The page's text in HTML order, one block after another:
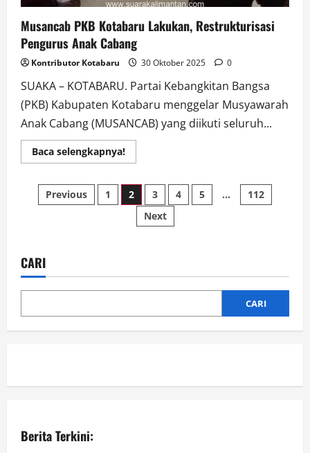
Musancab PKB Kotabaru Lakukan, Restrukturisasi
Pengurus Anak Cabang
Kontributor Kotabaru 30 Oktober 2025 0
SUAKA – KOTABARU. Partai Kebangkitan Bangsa
(PKB) Kabupaten Kotabaru menggelar Musyawarah
Anak Cabang (MUSANCAB) yang diikuti seluruh...
Baca selengkapnya!Read
more
PKB
Kotabaru
Lakukan,
Restrukturisasi
Pengurus
Paginasi
Previous 1 2 3 4 5 …
112
Next
CARI
CARI
Berita Terkini: